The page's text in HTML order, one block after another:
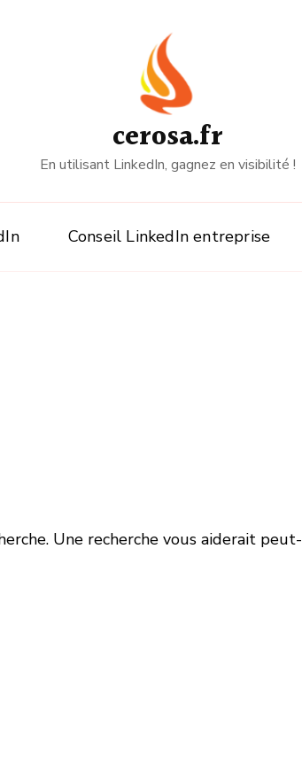
cerosa.fr
En utilisant LinkedIn, gagnez en visibilité !
Conseil LinkedIn entreprise
Une recherche vous aiderait peut-